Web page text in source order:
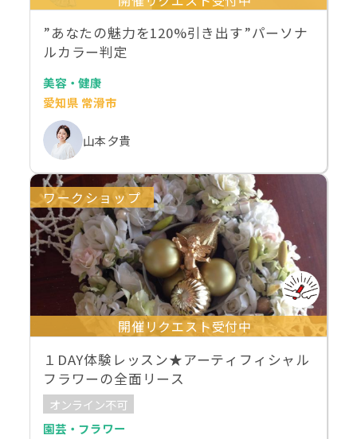
”あなたの魅力を120%引き出す”パーソナ
ルカラー判定
美容・健康
愛知県 常滑市
山本 夕貴
ワークショップ
開催リクエスト受付中
１DAY体験レッスン★アーティフィシャル
フラワーの全面リース
オンライン不可
園芸・フラワー